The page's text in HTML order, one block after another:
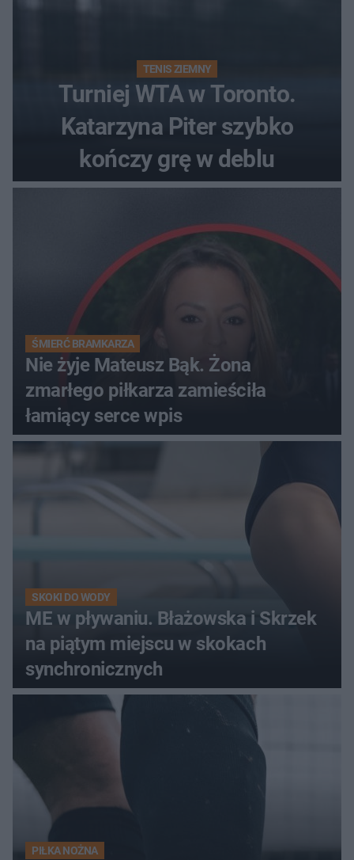
TENIS ZIEMNY
Turniej WTA w Toronto.
Katarzyna Piter szybko
kończy grę w deblu
ŚMIERĆ BRAMKARZA
Nie żyje Mateusz Bąk. Żona
zmarłego piłkarza zamieściła
łamiący serce wpis
SKOKI DO WODY
ME w pływaniu. Błażowska i Skrzek
na piątym miejscu w skokach
synchronicznych
PIŁKA NOŻNA